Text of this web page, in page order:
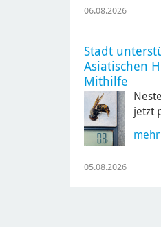
06.08.2026
Stadt
Asiatischen
Mithilfe
jetzt
mehr
05.08.2026